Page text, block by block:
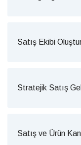
Satış Ekibi
Stratejik Satış
Satış ve Ürün